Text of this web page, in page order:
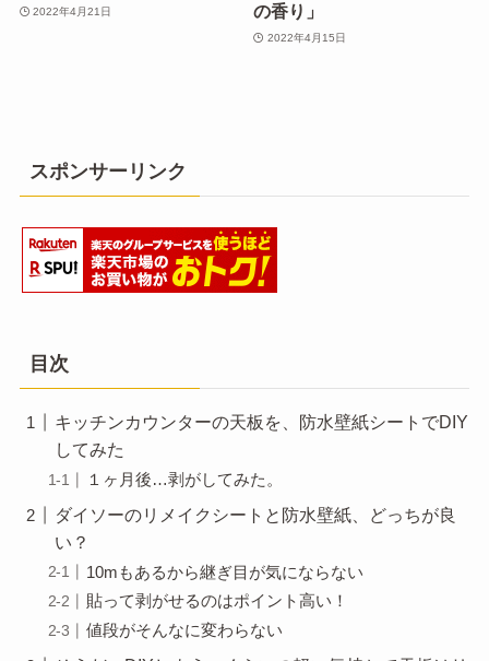
2022年4月21日
の香り」
2022年4月15日
スポンサーリンク
目次
キッチンカウンターの天板を、防水壁紙シートでDIY
してみた
１ヶ月後…剥がしてみた。
ダイソーのリメイクシートと防水壁紙、どっちが良
い？
10mもあるから継ぎ目が気にならない
貼って剥がせるのはポイント高い！
値段がそんなに変わらない